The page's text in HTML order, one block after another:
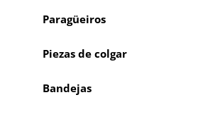
Paragüeiros
Piezas de colgar
Bandejas